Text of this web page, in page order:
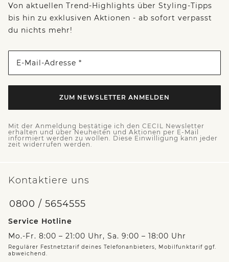
Von aktuellen Trend-Highlights über Styling-Tipps
bis hin zu exklusiven Aktionen - ab sofort verpasst
du nichts mehr!
E-Mail-Adresse *
ZUM NEWSLETTER ANMELDEN
Mit der Anmeldung bestätige ich den CECIL Newsletter
erhalten und über Neuheiten und Aktionen per E-Mail
informiert werden zu wollen. Diese Einwilligung kann jeder
zeit widerrufen werden.
Kontaktiere uns
0800 / 5654555
Service Hotline
Mo.-Fr. 8:00 – 21:00 Uhr, Sa. 9:00 – 18:00 Uhr
Regulärer Festnetztarif deines Telefonanbieters, Mobilfunktarif ggf.
abweichend.